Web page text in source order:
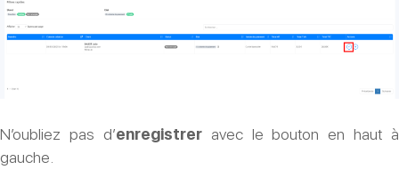
N’oubliez pas d’enregistreravec le bouton en haut à
gauche.